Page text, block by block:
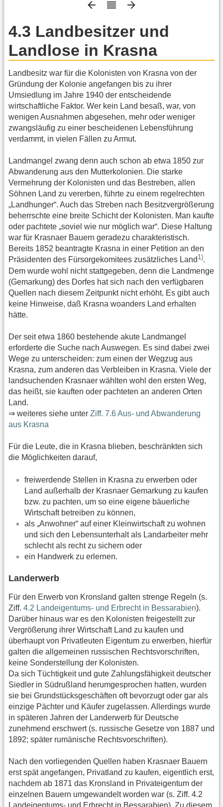
4.3 Landbesitzer und
Landlose in Krasna
Landbesitz war für die Kolonisten von Krasna von der
Gründung der Kolonie angefangen bis zu ihrer
Umsiedlung im Jahre 1940 der entscheidende
wirtschaftliche Faktor. Wer kein Land besaß, war, von
wenigen Ausnahmen abgesehen, mehr oder weniger
zwangsläufig zu einer bescheidenen Lebensführung
verdammt, in vielen Fällen zu Armut.
Landmangel zwang denn auch schon ab etwa 1850 zur
Abwanderung aus den Mutterkolonien. Die starke
Vermehrung der Kolonisten und das Bestreben, allen
Söhnen Land zu vererben, führte zu einem regelrechten
„Landhunger“. Auch das Streben nach Besitzvergrößerung
beherrschte eine breite Schicht der Kolonisten. Man kaufte
oder pachtete „soviel wie nur möglich war“. Diese Haltung
war für Krasnaer Bauern geradezu charakteristisch.
Bereits 1852 beantragte Krasna in einer Petition an den
Präsidenten des Fürsorgekomitees zusätzliches Land 1).
Dem wurde wohl nicht stattgegeben, denn die Landmenge
(Gemarkung) des Dorfes hat sich nach den verfügbaren
Quellen nach diesem Zeitpunkt nicht erhöht. Es gibt auch
keine Hinweise, daß Krasna woanders Land erhalten
hätte.
Der seit etwa 1860 bestehende akute Landmangel
erforderte die Suche nach Auswegen. Es sind dabei zwei
Wege zu unterscheiden: zum einen der Wegzug aus
Krasna, zum anderen das Verbleiben in Krasna. Viele der
landsuchenden Krasnaer wählten wohl den ersten Weg,
das heißt, sie kauften oder pachteten an anderen Orten
Land.
⇒ weiteres siehe unter Ziff. 7.6 Aus- und Abwanderung
aus Krasna
Für die Leute, die in Krasna blieben, beschränkten sich
die Möglichkeiten darauf,
freiwerdende Stellen in Krasna zu erwerben oder
Land außerhalb der Krasnaer Gemarkung zu kaufen
bzw. zu pachten, um so eine eigene bäuerliche
Wirtschaft betreiben zu können,
als „Anwohner“ auf einer Kleinwirtschaft zu wohnen
und sich den Lebensunterhalt als Landarbeiter mehr
schlecht als recht zu sichern oder
ein Handwerk zu erlernen.
Landerwerb
Für den Erwerb von Kronsland galten strenge Regeln (s.
Ziff. 4.2 Landeigentums- und Erbrecht in Bessarabien).
Darüber hinaus war es den Kolonisten freigestellt zur
Vergrößerung ihrer Wirtschaft Land zu kaufen und
überhaupt von Privatleuten Eigentum zu erwerben, hierfür
galten die allgemeinen russischen Rechtsvorschriften,
keine Sonderstellung der Kolonisten.
Da sich Tüchtigkeit und gute Zahlungsfähigkeit deutscher
Siedler in Südrußland herumgesprochen hatten, wurden
sie bei Grundstücksgeschäften oft bevorzugt oder gar als
einzige Pächter und Käufer zugelassen. Allerdings wurde
in späteren Jahren der Landerwerb für Deutsche
zunehmend erschwert (s. russische Gesetze von 1887 und
1892; später rumänische Rechtsvorschriften).
Nach den vorliegenden Quellen haben Krasnaer Bauern
erst spät angefangen, Privatland zu kaufen, eigentlich erst,
nachdem ab 1871 das Kronsland in Privateigentum der
einzelnen Bauern umgewandelt worden war (s. Ziff. 4.2